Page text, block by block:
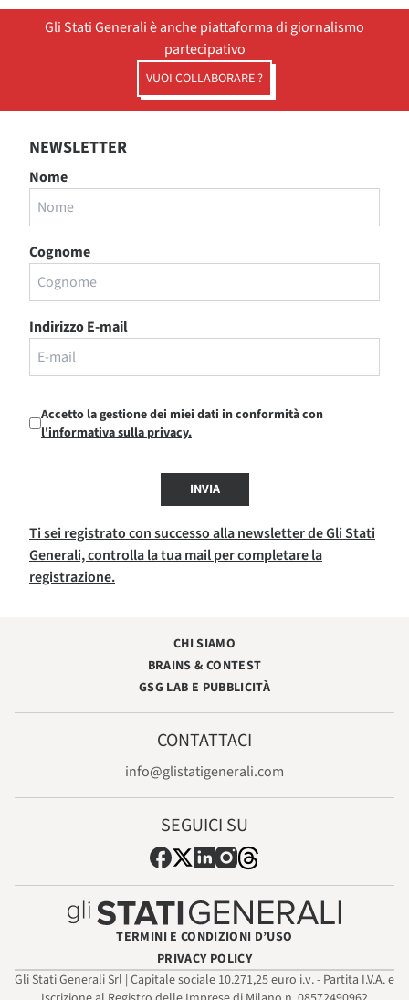
Gli Stati Generali è anche piattaforma di giornalismo
partecipativo
VUOI COLLABORARE ?
NEWSLETTER
Nome
Cognome
Indirizzo E-mail
Accetto la gestione dei miei dati in conformità con
l'informativa sulla privacy.
INVIA
Ti sei registrato con successo alla newsletter de Gli Stati
Generali, controlla la tua mail per completare la
registrazione.
CHI SIAMO
BRAINS & CONTEST
GSG LAB E PUBBLICITÀ
CONTATTACI
info@glistatigenerali.com
SEGUICI SU
TERMINI E CONDIZIONI D’USO
PRIVACY POLICY
Gli Stati Generali Srl | Capitale sociale 10.271,25 euro i.v. - Partita I.V.A. e